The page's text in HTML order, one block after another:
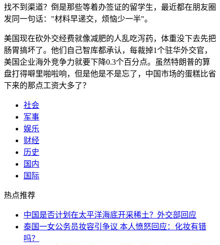
找不到渠道？倒是那些等着办签证的留学生，最近都在朋友圈
发同一句话："材料早递交，烦恼少一半"。
美国现在砍外交经费就像减肥的人乱吃泻药，体重没下去先把
肠胃搞坏了。他们自己智库都承认，每裁掉1个驻华外交官，
美国企业海外竞争力就要下降0.3个百分点。虽然特朗普的算
盘打得噼里啪啦响，但是他是不是忘了，中国市场的蛋糕比省
下来的那点工资大多了？
社会
军事
娱乐
财经
历史
国内
国际
热点推荐
中国是否计划在太平洋海底开采稀土？外交部回应
泰国一女公务员妆容引争议 本人愤怒回应：化妆有错
吗？